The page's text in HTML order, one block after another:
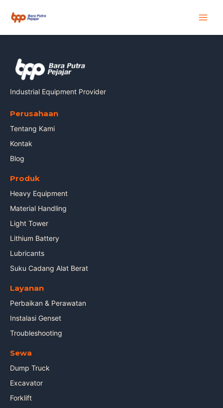
Main
Industrial Equipment Provider
Perusahaan
Tentang Kami
Kontak
Blog
Produk
Heavy Equipment
Material Handling
Light Tower
Lithium Battery
Lubricants
Suku Cadang Alat Berat
Layanan
Perbaikan & Perawatan
Instalasi Genset
Troubleshooting
Sewa
Dump Truck
Excavator
Forklift